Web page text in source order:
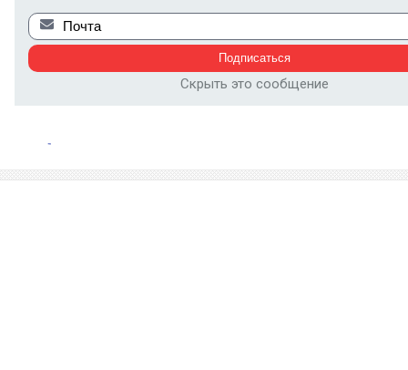
Скрыть это сообщение